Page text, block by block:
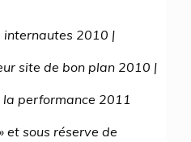
internautes 2010 |
site de bon plan 2010 |
performance 2011
et sous réserve de